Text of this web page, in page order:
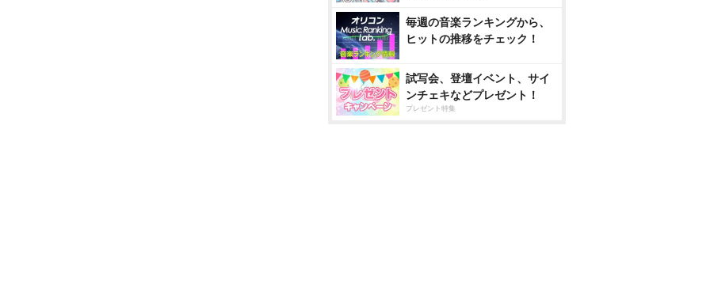
毎週の音楽ランキングから、
ヒットの推移をチェック！
試写会、登壇イベント、サイ
ンチェキなどプレゼント！
プレゼント特集